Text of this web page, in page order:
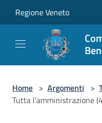
Regione Veneto
Home > Argomenti >
Tutta l'amministrazione